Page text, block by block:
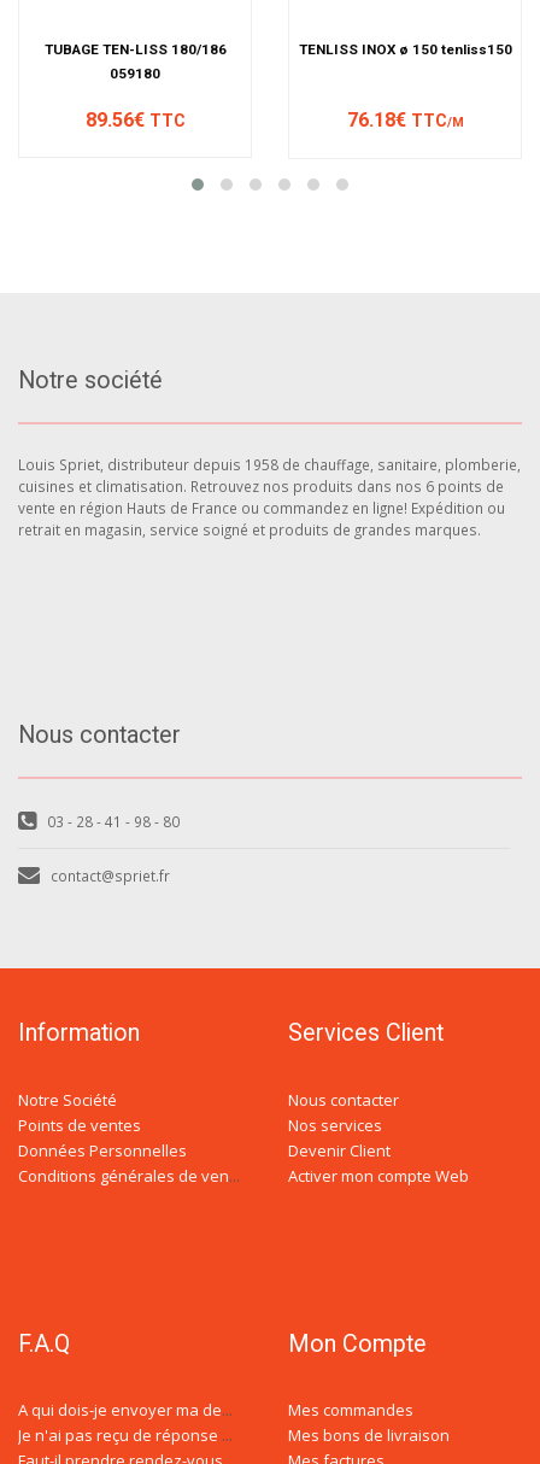
TUBAGE TEN-LISS 180/186
059180
89.56€ TTC
TENLISS INOX ø 150 tenliss150
76.18€ TTC/M
Notre société
Louis Spriet, distributeur depuis 1958 de chauffage, sanitaire, plomberie,
cuisines et climatisation. Retrouvez nos produits dans nos 6 points de
vente en région Hauts de France ou commandez en ligne! Expédition ou
retrait en magasin, service soigné et produits de grandes marques.
Nous contacter
03 - 28 - 41 - 98 - 80
contact@spriet.fr
Information
Notre Société
Points de ventes
Données Personnelles
Conditions générales de ventes
Services Client
Nous contacter
Nos services
Devenir Client
Activer mon compte Web
F.A.Q
A qui dois-je envoyer ma demande de devis ?
Je n'ai pas reçu de réponse à ma demande de devis, est-ce normal ?
Mon Compte
Mes commandes
Mes bons de livraison